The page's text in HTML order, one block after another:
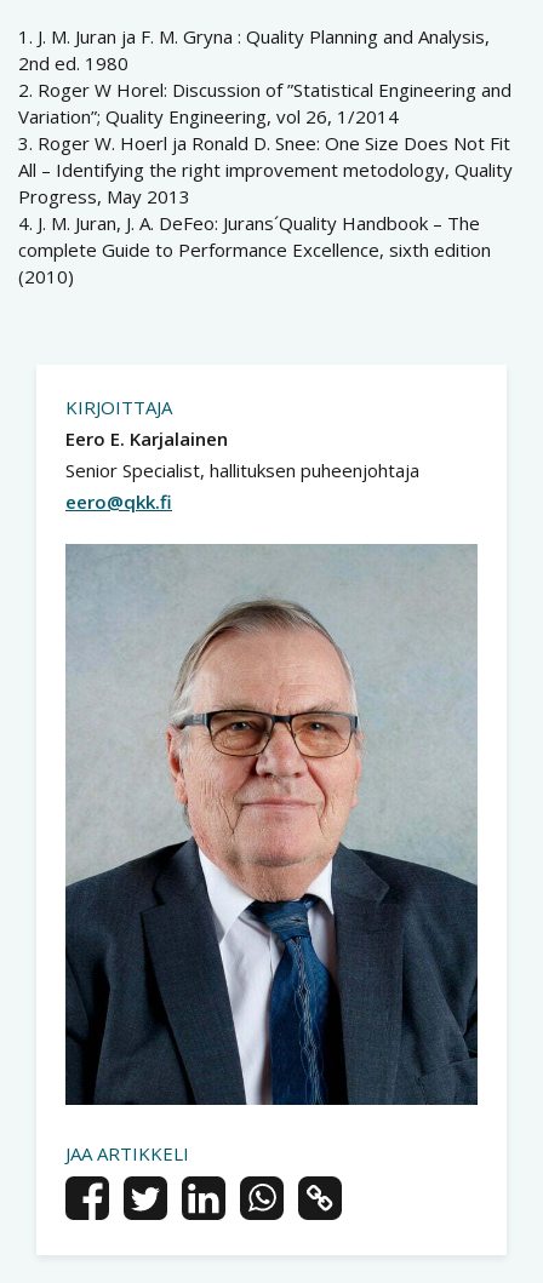
1. J. M. Juran ja F. M. Gryna : Quality Planning and Analysis,
2nd ed. 1980
2. Roger W Horel: Discussion of ”Statistical Engineering and
Variation”; Quality Engineering, vol 26, 1/2014
3. Roger W. Hoerl ja Ronald D. Snee: One Size Does Not Fit
All – Identifying the right improvement metodology, Quality
Progress, May 2013
4. J. M. Juran, J. A. DeFeo: Jurans´Quality Handbook – The
complete Guide to Performance Excellence, sixth edition
(2010)
KIRJOITTAJA
Eero E. Karjalainen
Senior Specialist, hallituksen puheenjohtaja
eero@qkk.fi
JAA ARTIKKELI